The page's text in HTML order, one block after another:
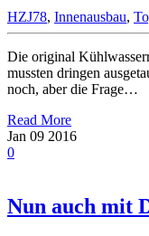
HZJ78, Innenausbau,
Die original
mussten dringen
noch, aber die Frage…
Read More
Jan 09 2016
0
Nun auch mit